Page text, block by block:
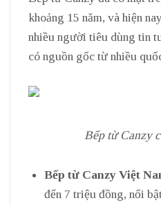
khoảng 15 năm, và hiện
nhiều người tiêu dùng tin
có nguồn gốc từ nhiều
Bếp từ Canzy
Bếp từ Canzy Việt
đến 7 triệu đồng, nổi